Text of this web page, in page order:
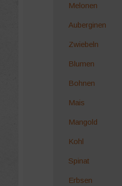
Melonen
Auberginen
Zwiebeln
Blumen
Bohnen
Mais
Mangold
Kohl
Spinat
Erbsen